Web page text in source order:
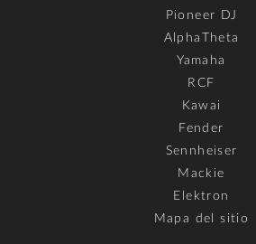
Pioneer DJ
AlphaTheta
Yamaha
RCF
Kawai
Fender
Sennheiser
Mackie
Elektron
Mapa del sitio